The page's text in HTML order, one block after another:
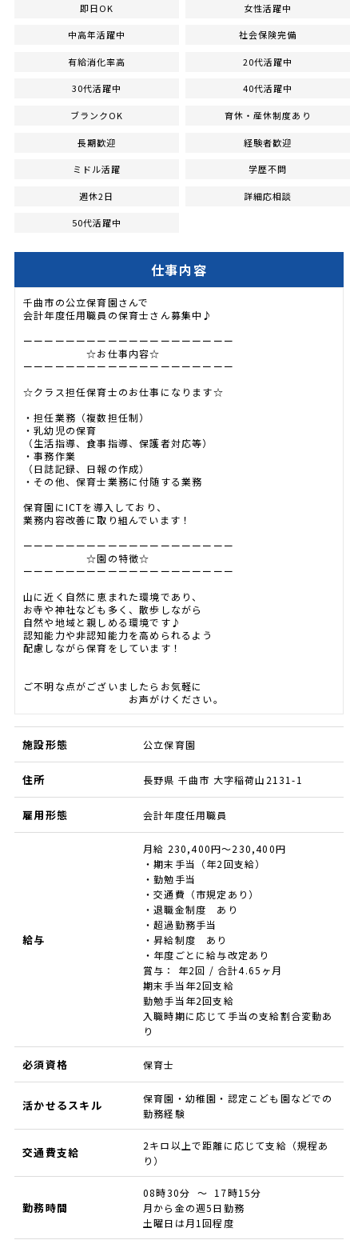
即日OK 女性活躍中
中高年活躍中 社会保険完備
有給消化率高 20代活躍中
30代活躍中 40代活躍中
ブランクOK 育休・産休制度あり
長期歓迎 経験者歓迎
ミドル活躍 学歴不問
週休2日 詳細応相談
50代活躍中
仕事内容
千曲市の公立保育園さんで
会計年度任用職員の保育士さん募集中♪
ーーーーーーーーーーーーーーーーーーーー
☆お仕事内容☆
ーーーーーーーーーーーーーーーーーーーー
☆クラス担任保育士のお仕事になります☆
・担任業務（複数担任制）
・乳幼児の保育
（生活指導、食事指導、保護者対応等）
・事務作業
（日誌記録、日報の作成）
・その他、保育士業務に付随する業務
保育園にICTを導入しており、
業務内容改善に取り組んでいます！
ーーーーーーーーーーーーーーーーーーーー
☆園の特徴☆
ーーーーーーーーーーーーーーーーーーーー
山に近く自然に恵まれた環境であり、
お寺や神社なども多く、散歩しながら
自然や地域と親しめる環境です♪
認知能力や非認知能力を高められるよう
配慮しながら保育をしています！
ご不明な点がございましたらお気軽に
お声がけください。
施設形態 公立保育園
住所 長野県 千曲市 大字稲荷山2131-1
雇用形態 会計年度任用職員
給与
月給 230,400円～230,400円
・期末手当（年2回支給）
・勤勉手当
・交通費（市規定あり）
・退職金制度 あり
・超過勤務手当
・昇給制度 あり
・年度ごとに給与改定あり
賞与： 年2回 / 合計4.65ヶ月
期末手当年2回支給
勤勉手当年2回支給
入職時期に応じて手当の支給割合変動あ
り
必須資格 保育士
活かせるスキル
保育園・幼稚園・認定こども園などでの
勤務経験
交通費支給
2キロ以上で距離に応じて支給（規程あ
り）
勤務時間
08時30分 ～ 17時15分
月から金の週5日勤務
土曜日は月1回程度